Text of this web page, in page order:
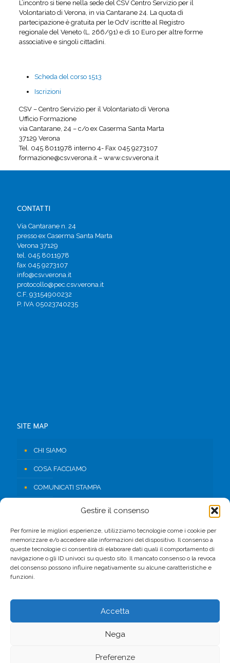
Gestire il consenso
Per fornire le migliori esperienze, utilizziamo tecnologie come i cookie per
memorizzare e/o accedere alle informazioni del dispositivo. Il consenso a
queste tecnologie ci consentirà di elaborare dati quali il comportamento di
navigazione o gli ID univoci su questo sito. Il mancato consenso o la revoca
del consenso possono influire negativamente su alcune caratteristiche e
funzioni.
Accetta
Nega
Preferenze
L’incontro si tiene nella sede del CSV Centro Servizio per il
Volontariato di Verona, in via Cantarane 24. La quota di
partecipazione è gratuita per le OdV iscritte al Registro
regionale del Veneto (L. 266/91) e di 10 Euro per altre forme
associative e singoli cittadini.
Scheda del corso 1513
Iscrizioni
CSV – Centro Servizio per il Volontariato di Verona
Ufficio Formazione
via Cantarane, 24 – c/o ex Caserma Santa Marta
37129 Verona
Tel. 045 8011978 interno 4- Fax 045 9273107
formazione@csv.verona.it – www.csv.verona.it
CONTATTI
Via Cantarane n. 24
presso ex Caserma Santa Marta
Verona 37129
tel. 045 8011978
fax 045 9273107
info@csv.verona.it
protocollo@pec.csv.verona.it
C.F. 93154900232
P. IVA 05023740235
SITE MAP
CHI SIAMO
COSA FACCIAMO
COMUNICATI STAMPA
AREA RISERVATA
FACEBOOK